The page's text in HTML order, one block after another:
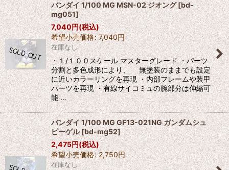
バンダイ 1/100 MG MSN-02 ジオング [bd-
mg051]
7,040円(税込)
希望小売価格: 7,040円
在庫なし
・１/１００スケール マスターグレード ・パーツ
分割と多色成形により、 無塗装のままでも設定
に近いカラーリングを再現 ・内部フレームや装甲
パーツを再現 ・有線サイコミュの腕部分は伸縮可
能 …
バンダイ 1/100 MG GF13-021NG ガンダムシュ
ピーゲル [bd-mg52]
2,475円(税込)
希望小売価格: 2,750円
在庫なし